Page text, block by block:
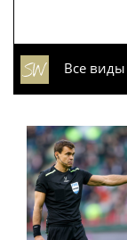
Все виды